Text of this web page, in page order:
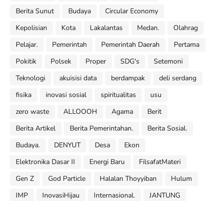
Berita Sunut
Budaya
Circular Economy
Kepolisian
Kota Lakalantas Medan.
Olahrag
Pelajar.
Pemerintah Pemerintah Daerah
Pertama
Pokitik
Polsek Proper SDG's
Setemoni
Teknologi
akuisisi data berdampak
deli serdang
fisika
inovasi sosial spiritualitas
usu
zero waste
ALLOOOH Agama
Berit
Berita Artikel
Berita Pemerintahan.
Berita Sosial.
Budaya.
DENYUT Desa
Ekon
Elektronika Dasar II
Energi Baru
FilsafatMateri
Gen Z
God Particle Halalan Thoyyiban
Hulum
IMP
InovasiHijau Internasional.
JANTUNG